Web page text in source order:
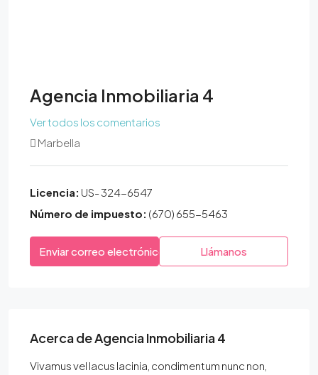
Agencia Inmobiliaria 4
Ver todos los comentarios
Marbella
Licencia: US- 324-6547
Número de impuesto: (670) 655-5463
Enviar correo electrónico Llámanos
Acerca de Agencia Inmobiliaria 4
Vivamus vel lacus lacinia, condimentum nunc non,